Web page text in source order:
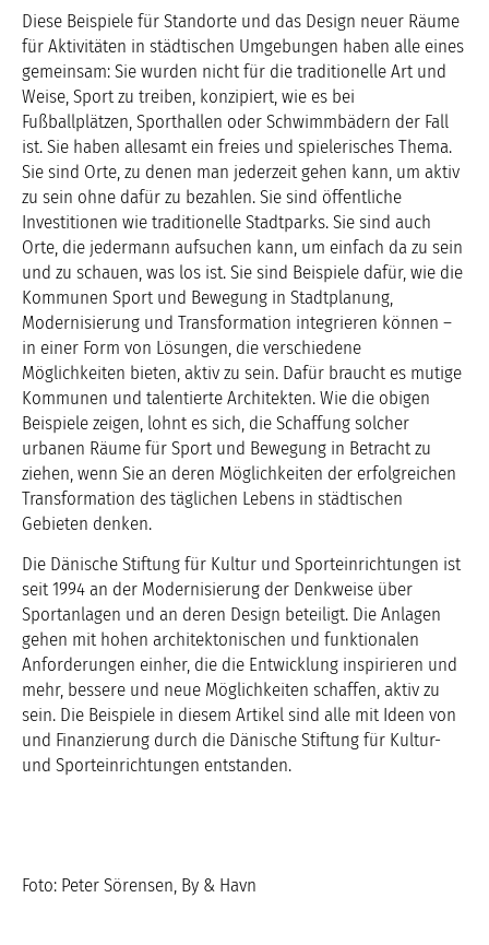
Diese Beispiele für Standorte und das Design neuer Räume
für Aktivitäten in städtischen Umgebungen haben alle eines
gemeinsam: Sie wurden nicht für die traditionelle Art und
Weise, Sport zu treiben, konzipiert, wie es bei
Fußballplätzen, Sporthallen oder Schwimmbädern der Fall
ist. Sie haben allesamt ein freies und spielerisches Thema.
Sie sind Orte, zu denen man jederzeit gehen kann, um aktiv
zu sein ohne dafür zu bezahlen. Sie sind öffentliche
Investitionen wie traditionelle Stadtparks. Sie sind auch
Orte, die jedermann aufsuchen kann, um einfach da zu sein
und zu schauen, was los ist. Sie sind Beispiele dafür, wie die
Kommunen Sport und Bewegung in Stadtplanung,
Modernisierung und Transformation integrieren können –
in einer Form von Lösungen, die verschiedene
Möglichkeiten bieten, aktiv zu sein. Dafür braucht es mutige
Kommunen und talentierte Architekten. Wie die obigen
Beispiele zeigen, lohnt es sich, die Schaffung solcher
urbanen Räume für Sport und Bewegung in Betracht zu
ziehen, wenn Sie an deren Möglichkeiten der erfolgreichen
Transformation des täglichen Lebens in städtischen
Gebieten denken.
Die Dänische Stiftung für Kultur und Sporteinrichtungen ist
seit 1994 an der Modernisierung der Denkweise über
Sportanlagen und an deren Design beteiligt. Die Anlagen
gehen mit hohen architektonischen und funktionalen
Anforderungen einher, die die Entwicklung inspirieren und
mehr, bessere und neue Möglichkeiten schaffen, aktiv zu
sein. Die Beispiele in diesem Artikel sind alle mit Ideen von
und Finanzierung durch die Dänische Stiftung für Kultur-
und Sporteinrichtungen entstanden.
Foto: Peter Sörensen, By & Havn